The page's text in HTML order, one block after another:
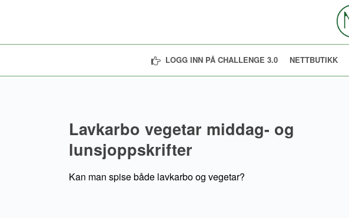
LOGG INN PÅ CHALLENGE 3.0 NETTBUTIKK
Lavkarbo vegetar middag- og
lunsjoppskrifter
Kan man spise både lavkarbo og vegetar?